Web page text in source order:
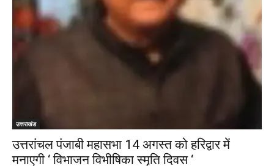
उत्तराखंड
उत्तरांचल पंजाबी महासभा 14 अगस्त को हरिद्वार में
मनाएगी ‘ विभाजन विभीषिका स्मृति दिवस ‘